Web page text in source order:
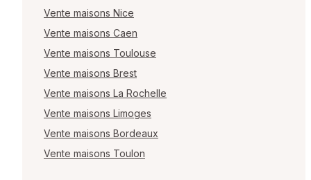
Vente maisons Nice
Vente maisons Caen
Vente maisons Toulouse
Vente maisons Brest
Vente maisons La Rochelle
Vente maisons Limoges
Vente maisons Bordeaux
Vente maisons Toulon